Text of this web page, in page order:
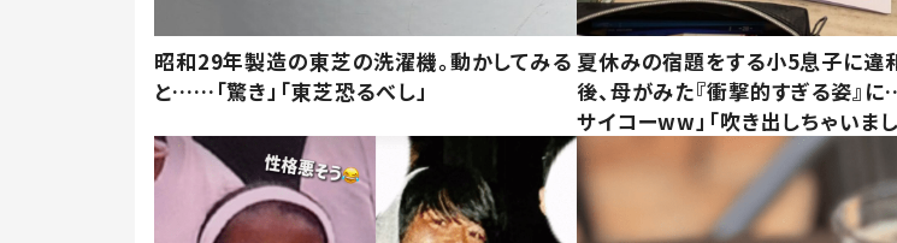
昭和29年製造の東芝の洗濯機。動かしてみる
と……「驚き」「東芝恐るべし」
夏休みの宿題をする小5息子に違
後、母がみた『衝撃的すぎる姿』に
サイコーww」「吹き出しちゃいま